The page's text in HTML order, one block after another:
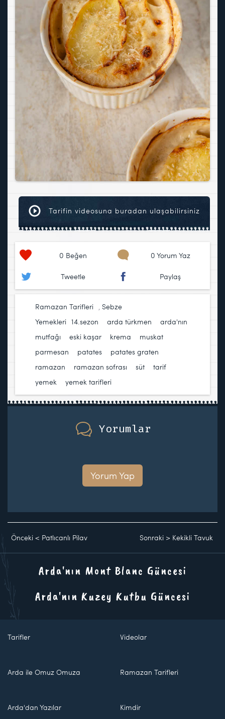
Tarifin videosuna buradan ulaşabilirsiniz
0 Beğen 0 Yorum Yaz
Tweetle Paylaş
Ramazan Tarifleri
Sebze
Yemekleri 14.sezon arda türkmen
arda'nın
mutfağı
eski kaşar krema muskat
parmesan
patates patates graten
ramazan
ramazan sofrası süt tarif
yemek
yemek tarifleri
Yorumlar
Yorum Yap
Önceki < Patlıcanlı Pilav Sonraki > Kekikli Tavuk
Arda'nın Mont Blanc Güncesi
Arda'nın Kuzey Kutbu Güncesi
Tarifler Videolar
Arda ile Omuz Omuza Ramazan Tarifleri
Arda'dan Yazılar Kimdir